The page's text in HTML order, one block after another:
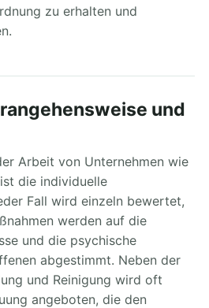
zu erhalten und
und
Arbeit von Unternehmen wie
die individuelle
Fall wird einzeln bewertet,
werden auf die
und die psychische
abgestimmt. Neben der
und Reinigung wird oft
angeboten, die den